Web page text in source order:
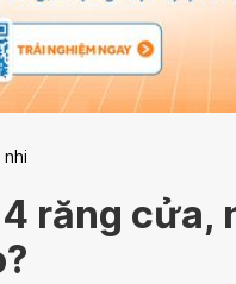
nhi
răng cửa,